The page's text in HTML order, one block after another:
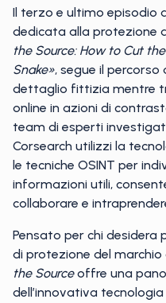
Il terzo e ultimo episodio
dedicata alla protezione
the Source: How to Cut
Snake», segue il percorso
dettaglio fittizia mentre
online in azioni di
team di esperti
Corsearch utilizzi la
le tecniche OSINT per
informazioni utili,
collaborare e
Pensato per chi
di protezione del
the Sourceoffre una
dell’innovativa